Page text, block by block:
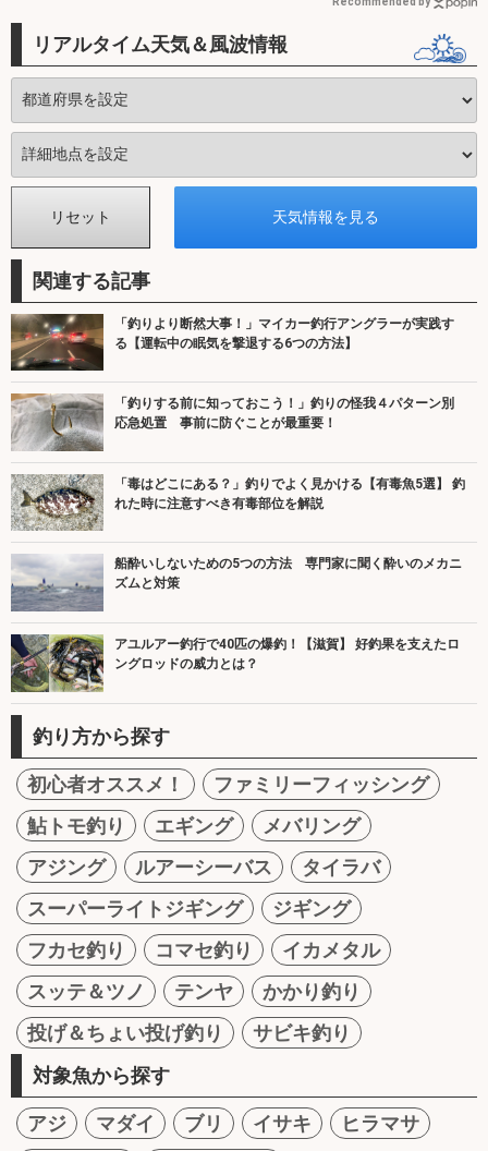
リアルタイム天気＆風波情報
関連する記事
「釣りより断然大事！」マイカー釣行アングラーが実践す
る【運転中の眠気を撃退する6つの方法】
「釣りする前に知っておこう！」釣りの怪我４パターン別
応急処置 事前に防ぐことが最重要！
「毒はどこにある？」釣りでよく見かける【有毒魚5選】 釣
れた時に注意すべき有毒部位を解説
船酔いしないための5つの方法 専門家に聞く酔いのメカニ
ズムと対策
アユルアー釣行で40匹の爆釣！【滋賀】 好釣果を支えたロ
ングロッドの威力とは？
釣り方から探す
初心者オススメ！
ファミリーフィッシング
鮎トモ釣り
エギング
メバリング
アジング
ルアーシーバス
タイラバ
スーパーライトジギング
ジギング
フカセ釣り
コマセ釣り
イカメタル
スッテ＆ツノ
テンヤ
かかり釣り
投げ＆ちょい投げ釣り
サビキ釣り
対象魚から探す
アジ マダイ ブリ イサキ
ヒラマサ